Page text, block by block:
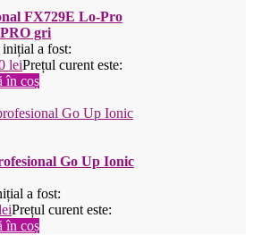
FX729E Lo-Pro
gri
a fost:
leiPrețul curent este:
în coș
Go Up Ionic
a fost:
Prețul curent este:
în coș